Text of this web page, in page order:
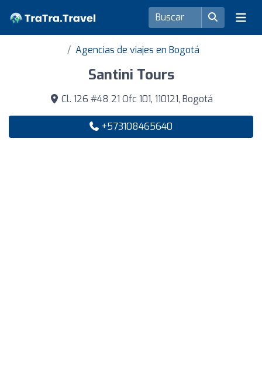
Agencias de viajes en Bogotá
Santini Tours
Cl. 126 #48 21 Ofc 101, 110121, Bogotá
+573108465640